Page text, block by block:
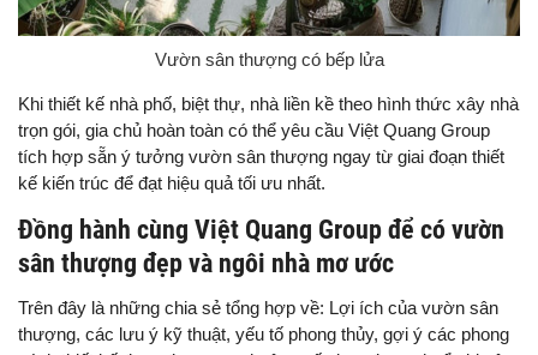
Vườn sân thượng có bếp lửa
Khi thiết kế nhà phố, biệt thự, nhà liền kề theo hình thức xây nhà
trọn gói, gia chủ hoàn toàn có thể yêu cầu Việt Quang Group
tích hợp sẵn ý tưởng vườn sân thượng ngay từ giai đoạn thiết
kế kiến trúc để đạt hiệu quả tối ưu nhất.
Đồng hành cùng Việt Quang Group để có vườn
sân thượng đẹp và ngôi nhà mơ ước
Trên đây là những chia sẻ tổng hợp về: Lợi ích của vườn sân
thượng, các lưu ý kỹ thuật, yếu tố phong thủy, gợi ý các phong